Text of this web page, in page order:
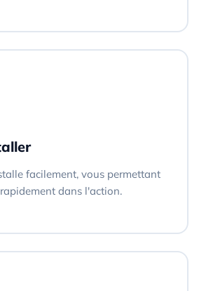
facilement, vous permettant
dans l'action.